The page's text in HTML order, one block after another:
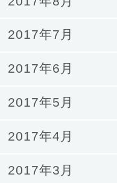
2017年7月
2017年6月
2017年5月
2017年4月
2017年3月